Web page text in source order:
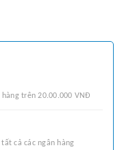
trên 20.00.000 VNĐ
cả các ngân hàng